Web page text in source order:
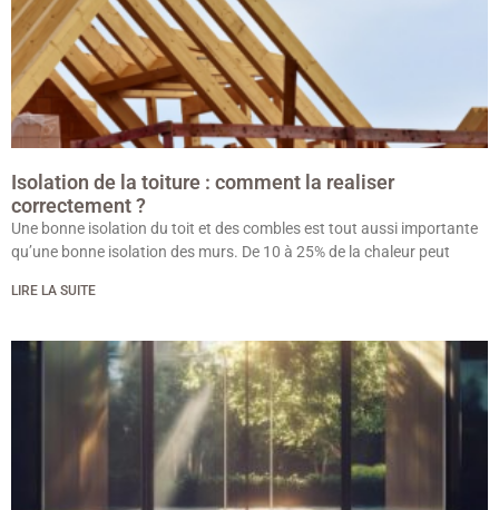
Isolation de la toiture : comment la realiser
correctement ?
Une bonne isolation du toit et des combles est tout aussi importante
qu’une bonne isolation des murs. De 10 à 25% de la chaleur peut
LIRE LA SUITE